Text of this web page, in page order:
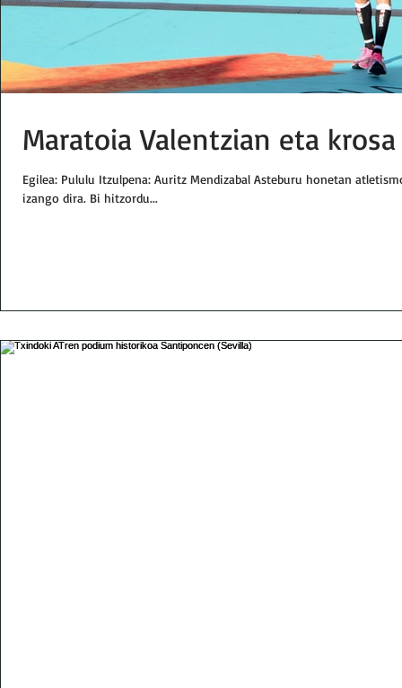
Maratoia Valentzian eta
Egilea: Pululu Itzulpena: Auritz Mendizabal Asteburu honetan
izango dira. Bi hitzordu...